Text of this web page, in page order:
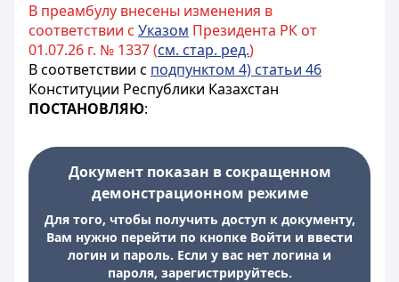
В преамбулу внесены изменения в
соответствии с Указом Президента РК от
01.07.26 г. № 1337 (см. стар. ред.)
В соответствии с подпунктом 4) статьи 46
Конституции Республики Казахстан
ПОСТАНОВЛЯЮ:
Документ показан в сокращенном
демонстрационном режиме
Для того, чтобы получить доступ к документу,
Вам нужно перейти по кнопке Войти и ввести
логин и пароль. Если у вас нет логина и
пароля, зарегистрируйтесь.